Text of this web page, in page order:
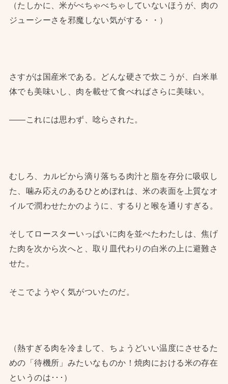
（たしかに、米がべちゃべちゃしていないほうが、肉の
ジューシーさを邪魔しない気がする・・）
さすがは国産米である。どんな硬さで炊こうが、白米単
体でも美味いし、肉を載せて食べればさらに美味い。
――これには思わず、唸らされた。
むしろ、カルビから滴り落ちる肉汁と脂を存分に吸収し
た、噛み応えのあるひとめぼれは、米の表面を上質なオ
イルで潤わせたかのように、するりと喉を通りすぎる。
そしてロースターいっぱいに肉を並べたわたしは、焦げ
た肉を次から次へと、取り皿代わりの白米の上に避難さ
せた。
そこでようやく気がついたのだ。
（熱すぎる肉を冷まして、ちょうどいい温度にさせるた
めの「待機所」みたいなものか！焼肉における米の存在
というのは･･･）